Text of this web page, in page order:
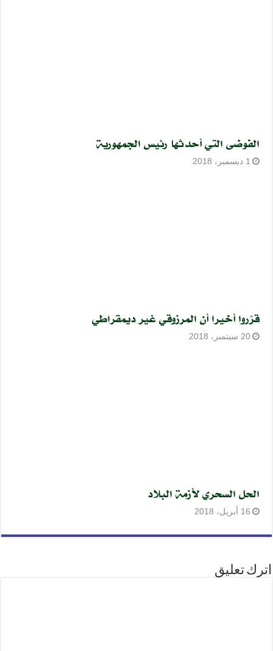
الفوضى التي أحدثها رئيس الجمهورية
1 ديسمبر، 2018
قرّروا أخيرا أن المرزوقي غير ديمقراطي
20 سبتمبر، 2018
الحل السحري لأزمة البلاد
16 أبريل، 2018
اترك تعليق